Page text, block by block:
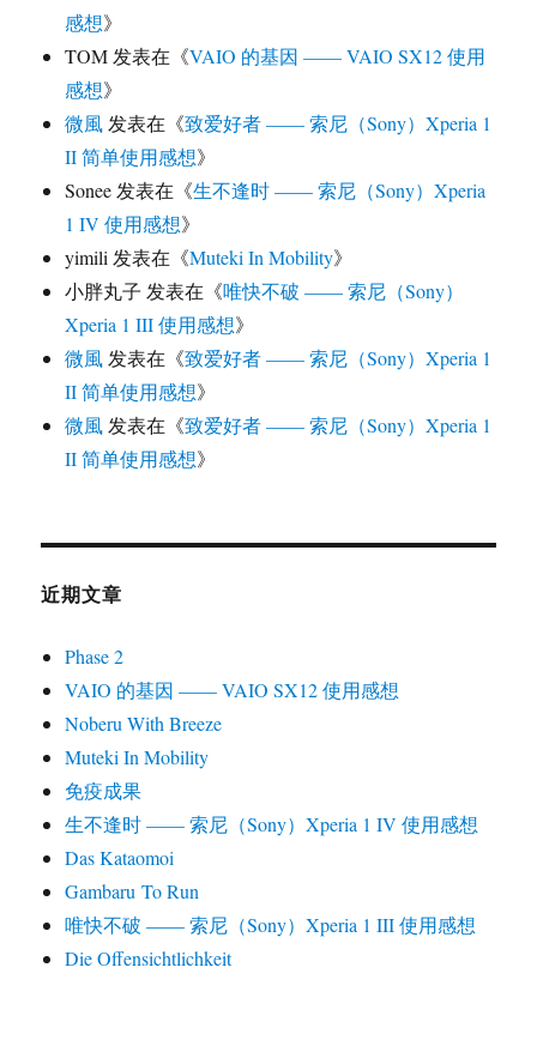
感想》
TOM 发表在《VAIO 的基因 —— VAIO SX12 使用
感想》
微風 发表在《致爱好者 —— 索尼（Sony）Xperia 1
II 简单使用感想》
Sonee 发表在《生不逢时 —— 索尼（Sony）Xperia
1 IV 使用感想》
yimili 发表在《Muteki In Mobility》
小胖丸子 发表在《唯快不破 —— 索尼（Sony）
Xperia 1 III 使用感想》
微風 发表在《致爱好者 —— 索尼（Sony）Xperia 1
II 简单使用感想》
微風 发表在《致爱好者 —— 索尼（Sony）Xperia 1
II 简单使用感想》
近期文章
Phase 2
VAIO 的基因 —— VAIO SX12 使用感想
Noberu With Breeze
Muteki In Mobility
免疫成果
生不逢时 —— 索尼（Sony）Xperia 1 IV 使用感想
Das Kataomoi
Gambaru To Run
唯快不破 —— 索尼（Sony）Xperia 1 III 使用感想
Die Offensichtlichkeit